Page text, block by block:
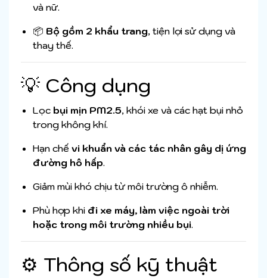
và nữ.
📦 Bộ gồm 2 khẩu trang, tiện lợi sử dụng và
thay thế.
💡 Công dụng
Lọc bụi mịn PM2.5, khói xe và các hạt bụi nhỏ
trong không khí.
Hạn chế vi khuẩn và các tác nhân gây dị ứng
đường hô hấp.
Giảm mùi khó chịu từ môi trường ô nhiễm.
Phù hợp khi đi xe máy, làm việc ngoài trời
hoặc trong môi trường nhiều bụi.
⚙️ Thông số kỹ thuật